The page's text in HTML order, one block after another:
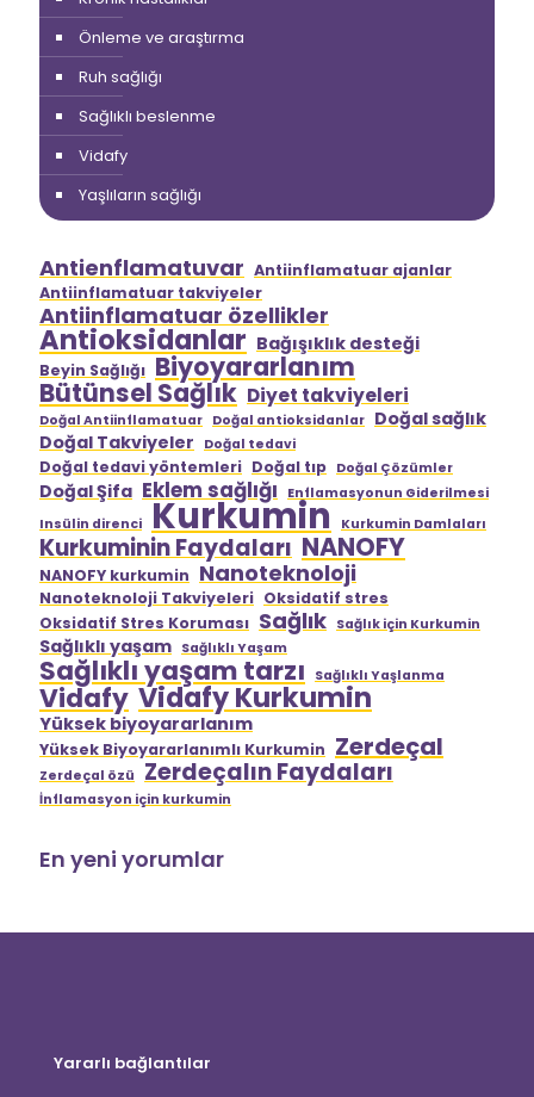
Önleme ve araştırma
Ruh sağlığı
Sağlıklı beslenme
Vidafy
Yaşlıların sağlığı
Antienflamatuvar Antiinflamatuar ajanlar
Antiinflamatuar takviyeler
Antiinflamatuar özellikler
Antioksidanlar Bağışıklık desteği
Beyin Sağlığı Biyoyararlanım
Bütünsel Sağlık Diyet takviyeleri
Doğal Antiinflamatuar Doğal antioksidanlar Doğal sağlık
Doğal Takviyeler
Doğal tedavi
Doğal tedavi yöntemleri Doğal tıp Doğal Çözümler
Doğal Şifa Eklem sağlığı
Enflamasyonun Giderilmesi
Insülin direnci Kurkumin Kurkumin Damlaları
Kurkuminin Faydaları NANOFY
NANOFY kurkumin Nanoteknoloji
Nanoteknoloji Takviyeleri Oksidatif stres
Oksidatif Stres Koruması Sağlık Sağlık için Kurkumin
Sağlıklı yaşam Sağlıklı Yaşam
Sağlıklı yaşam tarzı Sağlıklı Yaşlanma
Vidafy Vidafy Kurkumin
Yüksek biyoyararlanım
Yüksek Biyoyararlanımlı Kurkumin Zerdeçal
Zerdeçal özü Zerdeçalın Faydaları
İnflamasyon için kurkumin
En yeni yorumlar
Yararlı bağlantılar